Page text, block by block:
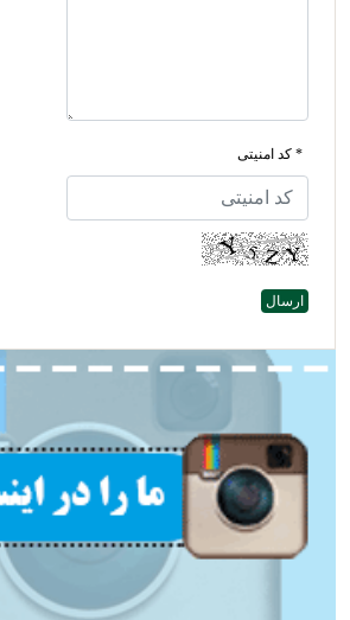
* کد امنیتی